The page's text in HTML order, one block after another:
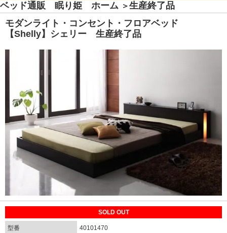
ベッド通販 眠り姫 ホーム ＞生産終了品
モダンライト・コンセント・フロアベッド
【Shelly】シェリー 生産終了品
SOLD OUT
型番 40101470